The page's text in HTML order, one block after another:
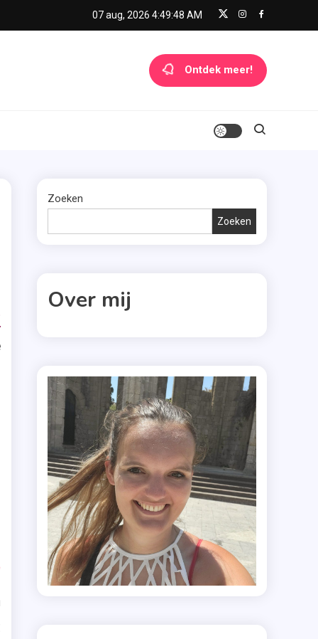
07 aug, 2026 4:49:49 AM
Ontdek meer!
Zoeken
Zoeken
Over mij